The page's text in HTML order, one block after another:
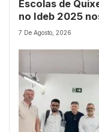
Escolas de
no Ideb 2025
Fundamental
7 De Agosto, 2026